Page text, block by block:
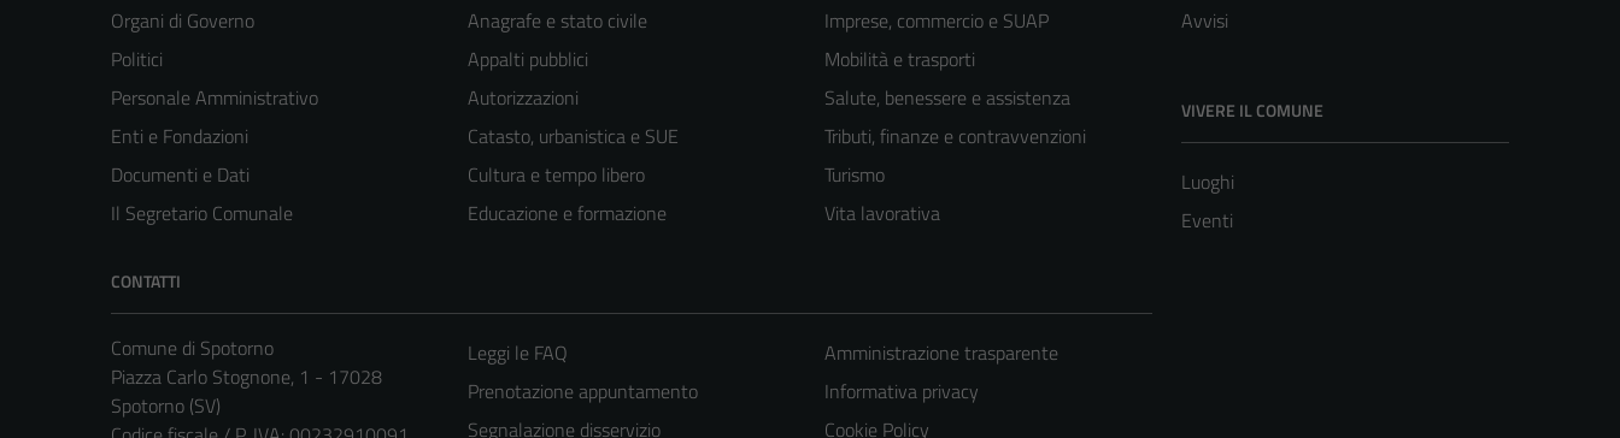
Organi di Governo
Politici
Personale Amministrativo
Enti e Fondazioni
Documenti e Dati
Il Segretario Comunale
Anagrafe e stato civile
Appalti pubblici
Autorizzazioni
Catasto, urbanistica e SUE
Cultura e tempo libero
Educazione e formazione
Imprese, commercio e SUAP
Mobilità e trasporti
Salute, benessere e assistenza
Tributi, finanze e contravvenzioni
Turismo
Vita lavorativa
Avvisi
VIVERE IL COMUNE
Luoghi
Eventi
CONTATTI
Comune di Spotorno
Piazza Carlo Stognone, 1 - 17028
Spotorno (SV)
Leggi le FAQ
Prenotazione appuntamento
Segnalazione disservizio
Amministrazione trasparente
Informativa privacy
Cookie Policy